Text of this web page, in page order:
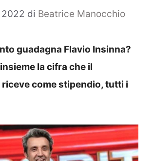
2022 di Beatrice Manocchio
guadagna Flavio Insinna?
la cifra che il
come stipendio, tutti i